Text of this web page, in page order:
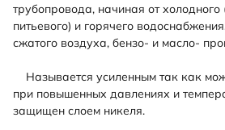
трубопровода, начиная от холодного
питьевого) и горячего
сжатого воздуха, бензо- и масло-
Называется усиленным так как
при повышенных давлениях и
защищен слоем никеля.